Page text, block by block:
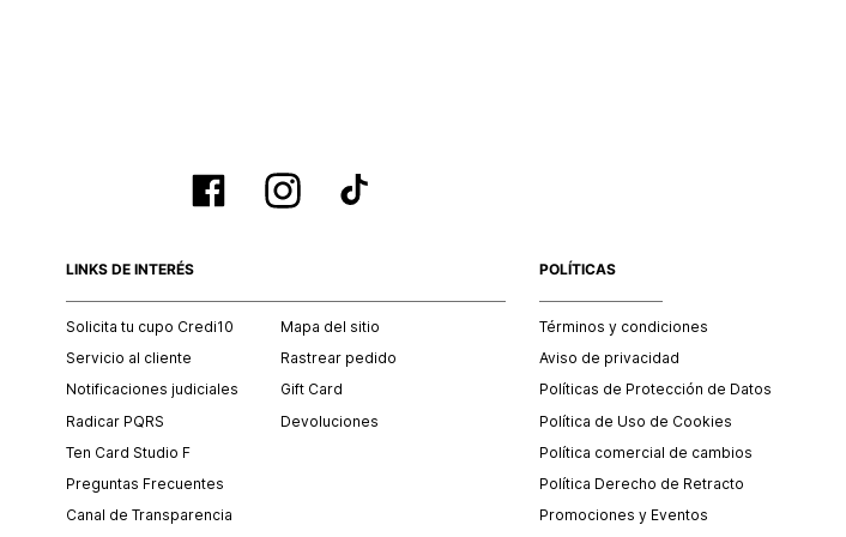
LINKS DE INTERÉS
Solicita tu cupo Credi10
Servicio al cliente
Notificaciones judiciales
Radicar PQRS
Ten Card Studio F
Preguntas Frecuentes
Canal de Transparencia
Mapa del sitio
Rastrear pedido
Gift Card
Devoluciones
POLÍTICAS
Términos y condiciones
Aviso de privacidad
Políticas de Protección de Datos
Política de Uso de Cookies
Política comercial de cambios
Política Derecho de Retracto
Promociones y Eventos